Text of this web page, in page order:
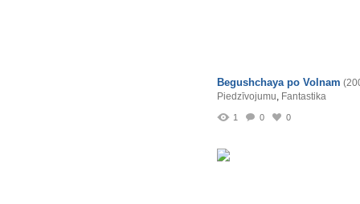
Begushchaya po Volnam
Piedzīvojumu, Fantastika
1 0 0